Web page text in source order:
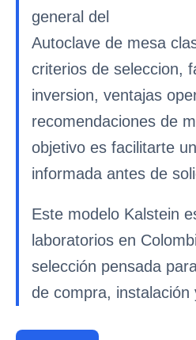
general del
Autoclave de mesa
criterios de seleccion,
inversion, ventajas
recomendaciones de
objetivo es facilitarte
informada antes de
Este modelo Kalstein
laboratorios en
selección pensada
de compra, instalación